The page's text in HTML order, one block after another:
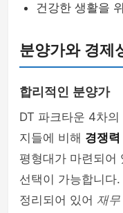
건강한 생활을
분양가와 경제
합리적인 분양가
DT 파크타운 4차
지들에 비해 경쟁력
평형대가 마련되어
선택이 가능합니다
정리되어 있어 재